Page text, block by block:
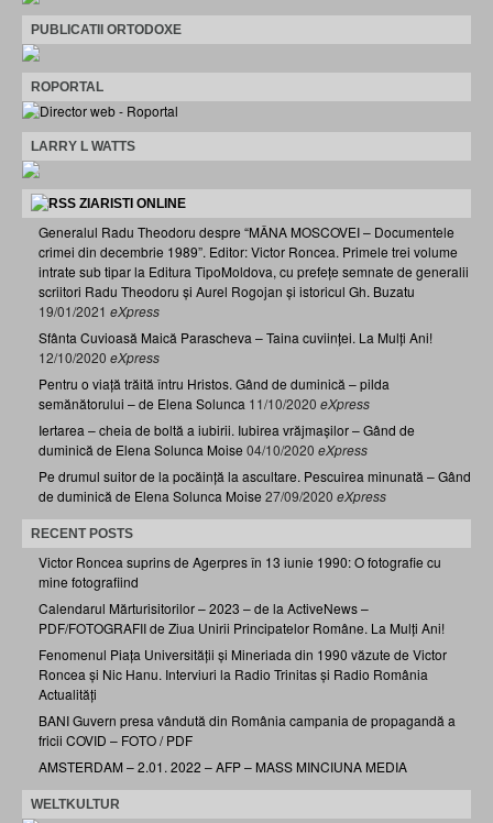
PUBLICATII ORTODOXE
ROPORTAL
LARRY L WATTS
ZIARISTI ONLINE
Generalul Radu Theodoru despre “MÂNA MOSCOVEI – Documentele
crimei din decembrie 1989”. Editor: Victor Roncea. Primele trei volume
intrate sub tipar la Editura TipoMoldova, cu prefețe semnate de generalii
scriitori Radu Theodoru și Aurel Rogojan și istoricul Gh. Buzatu
19/01/2021 eXpress
Sfânta Cuvioasă Maică Parascheva – Taina cuviinței. La Mulți Ani!
12/10/2020 eXpress
Pentru o viață trăită întru Hristos. Gând de duminică – pilda
semănătorului – de Elena Solunca 11/10/2020 eXpress
Iertarea – cheia de boltă a iubirii. Iubirea vrăjmașilor – Gând de
duminică de Elena Solunca Moise 04/10/2020 eXpress
Pe drumul suitor de la pocăință la ascultare. Pescuirea minunată – Gând
de duminică de Elena Solunca Moise 27/09/2020 eXpress
RECENT POSTS
Victor Roncea suprins de Agerpres în 13 iunie 1990: O fotografie cu
mine fotografiind
Calendarul Mărturisitorilor – 2023 – de la ActiveNews –
PDF/FOTOGRAFII de Ziua Unirii Principatelor Române. La Mulți Ani!
Fenomenul Piața Universității și Mineriada din 1990 văzute de Victor
Roncea și Nic Hanu. Interviuri la Radio Trinitas și Radio România
Actualități
BANI Guvern presa vândută din România campania de propagandă a
fricii COVID – FOTO / PDF
AMSTERDAM – 2.01. 2022 – AFP – MASS MINCIUNA MEDIA
WELTKULTUR